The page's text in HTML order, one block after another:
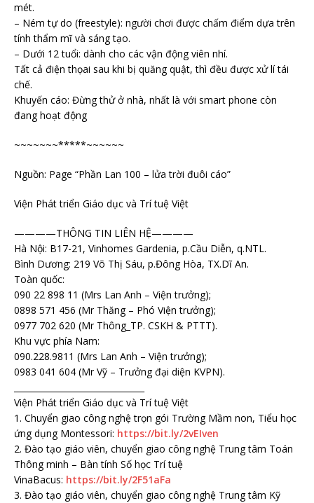
mét.
– Ném tự do (freestyle): người chơi được chấm điểm dựa trên
tính thẩm mĩ và sáng tạo.
– Dưới 12 tuổi: dành cho các vận động viên nhí.
Tất cả điện thọai sau khi bị quăng quật, thì đều được xử lí tái
chế.
Khuyến cáo: Đừng thử ở nhà, nhất là với smart phone còn
đang hoạt động
~~~~~~~*****~~~~~~
Nguồn: Page “Phần Lan 100 – lửa trời đuôi cáo”
Viện Phát triển Giáo dục và Trí tuệ Việt
————THÔNG TIN LIÊN HỆ————
Hà Nội: B17-21, Vinhomes Gardenia, p.Cầu Diễn, q.NTL.
Bình Dương: 219 Võ Thị Sáu, p.Đông Hòa, TX.Dĩ An.
Toàn quốc:
090 22 898 11 (Mrs Lan Anh – Viện trưởng);
0898 571 456 (Mr Thăng – Phó Viện trưởng);
0977 702 620 (Mr Thông_TP. CSKH & PTTT).
Khu vực phía Nam:
090.228.9811 (Mrs Lan Anh – Viện trưởng);
0983 041 604 (Mr Vỹ – Trưởng đại diện KVPN).
Viện Phát triển Giáo dục và Trí tuệ Việt
1. Chuyển giao công nghệ trọn gói Trường Mầm non, Tiểu học
ứng dụng Montessori: https://bit.ly/2vEIven
2. Đào tạo giáo viên, chuyển giao công nghệ Trung tâm Toán
Thông minh – Bàn tính Số học Trí tuệ
VinaBacus: https://bit.ly/2F51aFa
3. Đào tạo giáo viên, chuyển giao công nghệ Trung tâm Kỹ